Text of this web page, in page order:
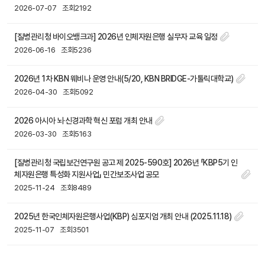
2026-07-07 조회2192
[질병관리청 바이오뱅크과] 2026년 인체자원은행 실무자 교육 일정
2026-06-16 조회5236
2026년 1차 KBN 웨비나 운영 안내(5/20, KBN BRIDGE-가톨릭대학교)
2026-04-30 조회5092
2026 아시아 뇌·신경과학 혁신 포럼 개최 안내
2026-03-30 조회5163
[질병관리청 국립보건연구원 공고 제 2025-590호] 2026년 「KBP5기 인
체자원은행 특성화 지원사업」 민간보조사업 공모
2025-11-24 조회8489
2025년 한국인체자원은행사업(KBP) 심포지엄 개최 안내 (2025.11.18)
2025-11-07 조회3501